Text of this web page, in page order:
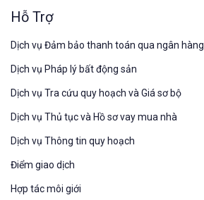
Hỗ Trợ
Dịch vụ Đảm bảo thanh toán qua ngân hàng
Dịch vụ Pháp lý bất động sản
Dịch vụ Tra cứu quy hoạch và Giá sơ bộ
Dịch vụ Thủ tục và Hồ sơ vay mua nhà
Dịch vụ Thông tin quy hoạch
Điểm giao dịch
Hợp tác môi giới